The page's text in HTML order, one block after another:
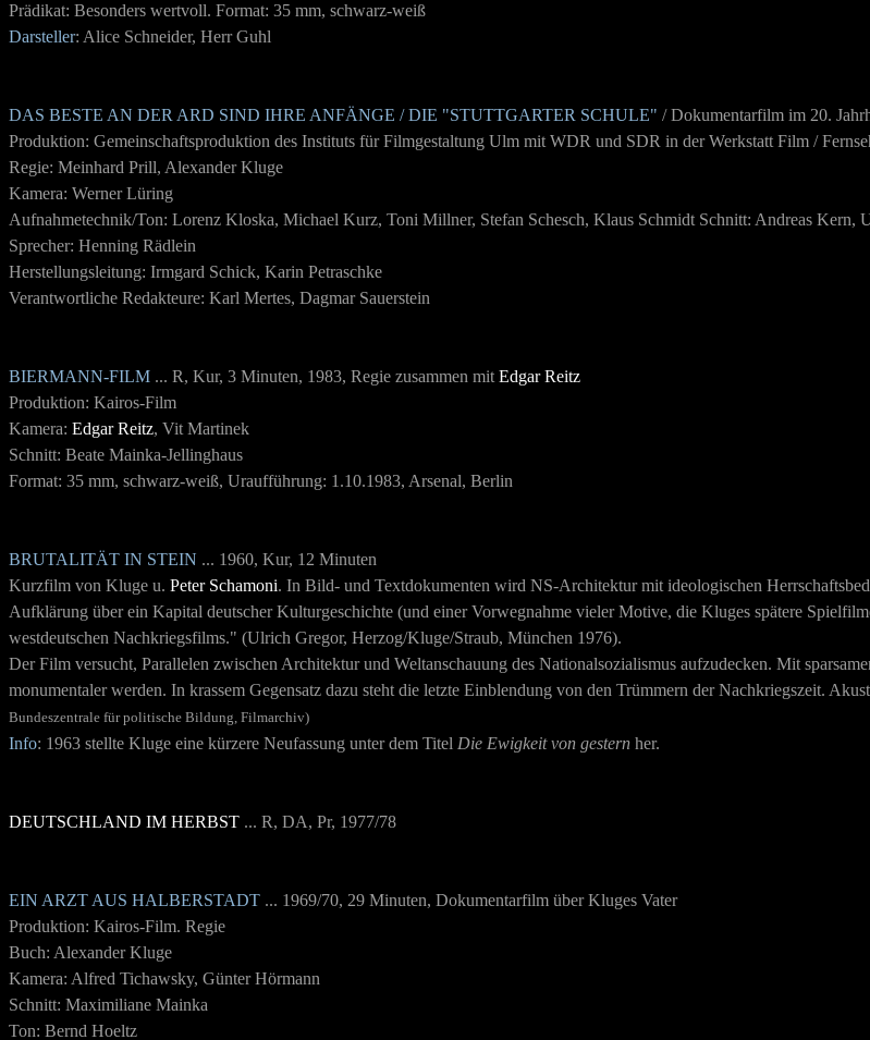
Prädikat: Besonders wertvoll. Format: 35 mm, schwarz-weiß
Darsteller: Alice Schneider, Herr Guhl
DAS BESTE AN DER ARD SIND IHRE ANFÄNGE / DIE "STUTTGARTER SCHULE" / Dokumentarfilm im 20.
Produktion: Gemeinschaftsproduktion des Instituts für Filmgestaltung Ulm mit WDR und SDR in der Werkstatt Film /
Regie: Meinhard Prill, Alexander Kluge
Kamera: Werner Lüring
Aufnahmetechnik/Ton: Lorenz Kloska, Michael Kurz, Toni Millner, Stefan Schesch, Klaus Schmidt Schnitt: Andreas
Sprecher: Henning Rädlein
Herstellungsleitung: Irmgard Schick, Karin Petraschke
Verantwortliche Redakteure: Karl Mertes, Dagmar Sauerstein
BIERMANN-FILM ... R, Kur, 3 Minuten, 1983, Regie zusammen mit Edgar Reitz
Produktion: Kairos-Film
Kamera: Edgar Reitz, Vit Martinek
Schnitt: Beate Mainka-Jellinghaus
Format: 35 mm, schwarz-weiß, Uraufführung: 1.10.1983, Arsenal, Berlin
BRUTALITÄT IN STEIN ... 1960, Kur, 12 Minuten
Kurzfilm von Kluge u. Peter Schamoni. In Bild- und Textdokumenten wird NS-Architektur mit ideologischen
Aufklärung über ein Kapital deutscher Kulturgeschichte (und einer Vorwegnahme vieler Motive, die Kluges spätere
westdeutschen Nachkriegsfilms." (Ulrich Gregor, Herzog/Kluge/Straub, München 1976).
Der Film versucht, Parallelen zwischen Architektur und Weltanschauung des Nationalsozialismus aufzudecken. Mit
monumentaler werden. In krassem Gegensatz dazu steht die letzte Einblendung von den Trümmern der Nachkriegszeit.
Bundeszentrale für politische Bildung, Filmarchiv)
Info: 1963 stellte Kluge eine kürzere Neufassung unter dem Titel Die Ewigkeit von gestern her.
DEUTSCHLAND IM HERBST ... R, DA, Pr, 1977/78
EIN ARZT AUS HALBERSTADT ... 1969/70, 29 Minuten, Dokumentarfilm über Kluges Vater
Produktion: Kairos-Film. Regie
Buch: Alexander Kluge
Kamera: Alfred Tichawsky, Günter Hörmann
Schnitt: Maximiliane Mainka
Ton: Bernd Hoeltz